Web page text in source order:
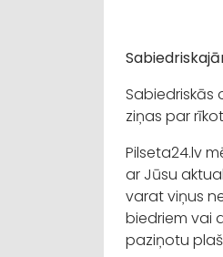
ziņas par
Pilseta24.lv
ar Jūsu
varat viņus
biedriem vai
paziņotu